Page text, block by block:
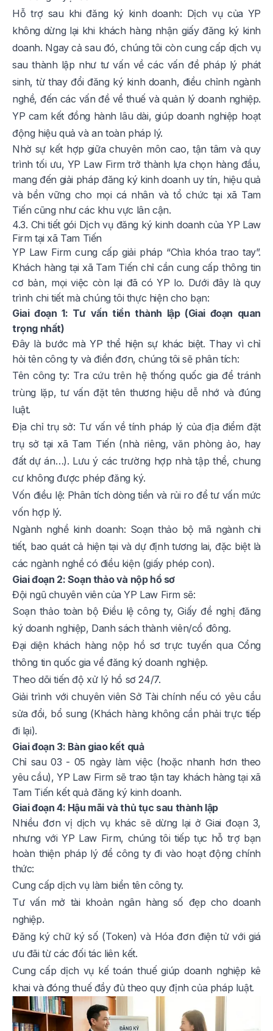
Hỗ trợ sau khi đăng ký kinh doanh: Dịch vụ của YP
không dừng lại khi khách hàng nhận giấy đăng ký kinh
doanh. Ngay cả sau đó, chúng tôi còn cung cấp dịch vụ
sau thành lập như tư vấn về các vấn đề pháp lý phát
sinh, từ thay đổi đăng ký kinh doanh, điều chỉnh ngành
nghề, đến các vấn đề về thuế và quản lý doanh nghiệp.
YP cam kết đồng hành lâu dài, giúp doanh nghiệp hoạt
động hiệu quả và an toàn pháp lý.
Nhờ sự kết hợp giữa chuyên môn cao, tận tâm và quy
trình tối ưu, YP Law Firm trở thành lựa chọn hàng đầu,
mang đến giải pháp đăng ký kinh doanh uy tín, hiệu quả
và bền vững cho mọi cá nhân và tổ chức tại xã Tam
Tiến cũng như các khu vực lân cận.
4.3. Chi tiết gói Dịch vụ đăng ký kinh doanh của YP Law
Firm tại xã Tam Tiến
YP Law Firm cung cấp giải pháp “Chìa khóa trao tay”.
Khách hàng tại xã Tam Tiến chỉ cần cung cấp thông tin
cơ bản, mọi việc còn lại đã có YP lo. Dưới đây là quy
trình chi tiết mà chúng tôi thực hiện cho bạn:
Giai đoạn 1: Tư vấn tiền thành lập (Giai đoạn quan
trọng nhất)
Đây là bước mà YP thể hiện sự khác biệt. Thay vì chỉ
hỏi tên công ty và điền đơn, chúng tôi sẽ phân tích:
Tên công ty: Tra cứu trên hệ thống quốc gia để tránh
trùng lặp, tư vấn đặt tên thương hiệu dễ nhớ và đúng
luật.
Địa chỉ trụ sở: Tư vấn về tính pháp lý của địa điểm đặt
trụ sở tại xã Tam Tiến (nhà riêng, văn phòng ảo, hay
đất dự án…). Lưu ý các trường hợp nhà tập thể, chung
cư không được phép đăng ký.
Vốn điều lệ: Phân tích dòng tiền và rủi ro để tư vấn mức
vốn hợp lý.
Ngành nghề kinh doanh: Soạn thảo bộ mã ngành chi
tiết, bao quát cả hiện tại và dự định tương lai, đặc biệt là
các ngành nghề có điều kiện (giấy phép con).
Giai đoạn 2: Soạn thảo và nộp hồ sơ
Đội ngũ chuyên viên của YP Law Firm sẽ:
Soạn thảo toàn bộ Điều lệ công ty, Giấy đề nghị đăng
ký doanh nghiệp, Danh sách thành viên/cổ đông.
Đại diện khách hàng nộp hồ sơ trực tuyến qua Cổng
thông tin quốc gia về đăng ký doanh nghiệp.
Theo dõi tiến độ xử lý hồ sơ 24/7.
Giải trình với chuyên viên Sở Tài chính nếu có yêu cầu
sửa đổi, bổ sung (Khách hàng không cần phải trực tiếp
đi lại).
Giai đoạn 3: Bàn giao kết quả
Chỉ sau 03 - 05 ngày làm việc (hoặc nhanh hơn theo
yêu cầu), YP Law Firm sẽ trao tận tay khách hàng tại xã
Tam Tiến kết quả đăng ký kinh doanh.
Giai đoạn 4: Hậu mãi và thủ tục sau thành lập
Nhiều đơn vị dịch vụ khác sẽ dừng lại ở Giai đoạn 3,
nhưng với YP Law Firm, chúng tôi tiếp tục hỗ trợ bạn
hoàn thiện pháp lý để công ty đi vào hoạt động chính
thức:
Cung cấp dịch vụ làm biển tên công ty.
Tư vấn mở tài khoản ngân hàng số đẹp cho doanh
nghiệp.
Đăng ký chữ ký số (Token) và Hóa đơn điện tử với giá
ưu đãi từ các đối tác liên kết.
Cung cấp dịch vụ kế toán thuế giúp doanh nghiệp kê
khai và đóng thuế đầy đủ theo quy định của pháp luật.